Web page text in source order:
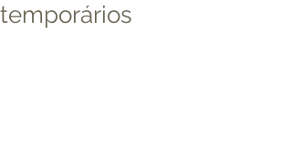
temporários